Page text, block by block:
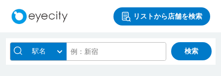
リストから店舗を検索
駅名 検索